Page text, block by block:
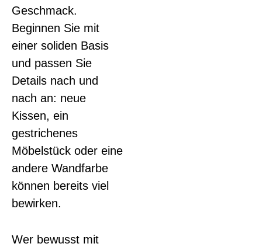
Geschmack.
Beginnen Sie mit
einer soliden Basis
und passen Sie
Details nach und
nach an: neue
Kissen, ein
gestrichenes
Möbelstück oder eine
andere Wandfarbe
können bereits viel
bewirken.
Wer bewusst mit